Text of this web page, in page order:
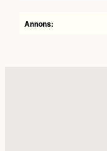
Annons: